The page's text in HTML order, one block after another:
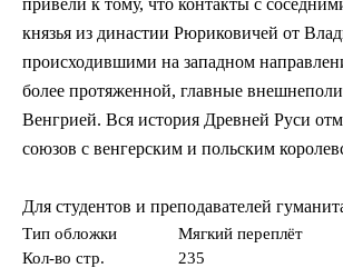
привели к тому, что контакты с
князья из династии Рюриковичей от
происходившими на западном
более протяженной, главные
Венгрией. Вся история Древней Руси
союзов с венгерским и польским
Для студентов и преподавателей
Тип обложки
Мягкий переплёт
Кол-во стр.
235